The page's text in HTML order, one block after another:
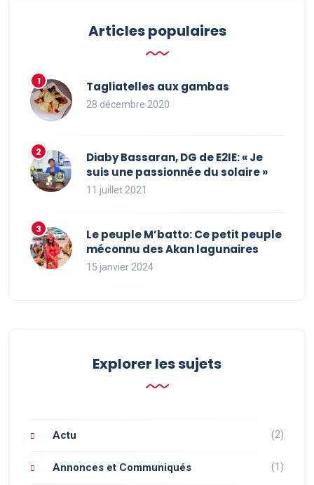
Articles populaires
Tagliatelles aux gambas
28 décembre 2020
Diaby Bassaran, DG de E2IE: « Je
suis une passionnée du solaire »
11 juillet 2021
Le peuple M’batto: Ce petit peuple
méconnu des Akan lagunaires
15 janvier 2024
Explorer les sujets
Actu (2)
Annonces et Communiqués (1)